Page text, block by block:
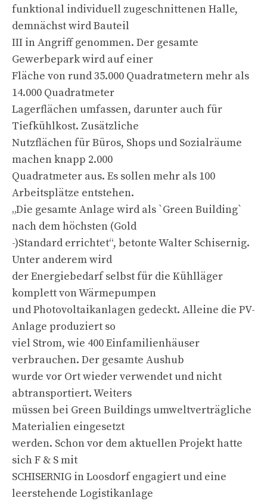
funktional individuell zugeschnittenen Halle,
demnächst wird Bauteil
III in Angriff genommen. Der gesamte
Gewerbepark wird auf einer
Fläche von rund 35.000 Quadratmetern mehr als
14.000 Quadratmeter
Lagerflächen umfassen, darunter auch für
Tiefkühlkost. Zusätzliche
Nutzflächen für Büros, Shops und Sozialräume
machen knapp 2.000
Quadratmeter aus. Es sollen mehr als 100
Arbeitsplätze entstehen.
„Die gesamte Anlage wird als `Green Building`
nach dem höchsten (Gold
-)Standard errichtet“, betonte Walter Schisernig.
Unter anderem wird
der Energiebedarf selbst für die Kühlläger
komplett von Wärmepumpen
und Photovoltaikanlagen gedeckt. Alleine die PV-
Anlage produziert so
viel Strom, wie 400 Einfamilienhäuser
verbrauchen. Der gesamte Aushub
wurde vor Ort wieder verwendet und nicht
abtransportiert. Weiters
müssen bei Green Buildings umweltverträgliche
Materialien eingesetzt
werden. Schon vor dem aktuellen Projekt hatte
sich F & S mit
SCHISERNIG in Loosdorf engagiert und eine
leerstehende Logistikanlage